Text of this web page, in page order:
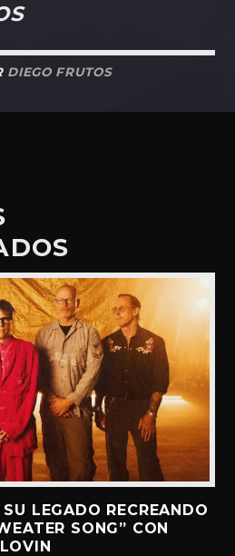
DIEGO FRUTOS
LEGADO RECREANDO
SONG” CON